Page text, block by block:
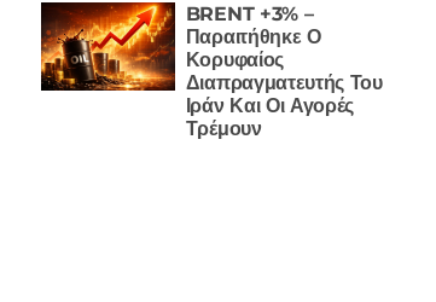
BRENT +3% –
Παραιτήθηκε Ο
Κορυφαίος
Διαπραγματευτής Του
Ιράν Και Οι Αγορές
Τρέμουν